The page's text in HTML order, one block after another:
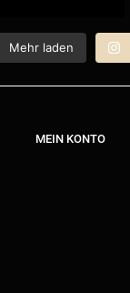
Mehr laden
MEIN KONTO